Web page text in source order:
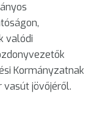
valódi
Kormányzatnak
jövőjéről.